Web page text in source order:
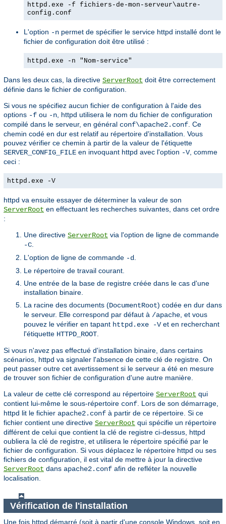
httpd.exe -f fichiers-de-mon-serveur\autre-
config.conf
L'option -n permet de spécifier le service httpd installé dont le
fichier de configuration doit être utilisé :
httpd.exe -n "Nom-service"
Dans les deux cas, la directive ServerRoot doit être correctement
définie dans le fichier de configuration.
Si vous ne spécifiez aucun fichier de configuration à l'aide des
options -f ou -n , httpd utilisera le nom du fichier de configuration
compilé dans le serveur, en général conf\apache2.conf . Ce
chemin codé en dur est relatif au répertoire d'installation. Vous
pouvez vérifier ce chemin à partir de la valeur de l'étiquette
SERVER_CONFIG_FILE en invoquant httpd avec l'option -V, comme
ceci :
httpd.exe -V
httpd va ensuite essayer de déterminer la valeur de son
ServerRoot en effectuant les recherches suivantes, dans cet ordre
:
Une directive ServerRoot via l'option de ligne de commande
-C
L'option de ligne de commande -d
Le répertoire de travail courant.
Une entrée de la base de registre créée dans le cas d'une
installation binaire.
La racine des documents (DocumentRoot) codée en dur dans
le serveur. Elle correspond par défaut à /apache , et vous
pouvez le vérifier en tapant httpd.exe -Vet en recherchant
l'étiquette HTTPD_ROOT
Si vous n'avez pas effectué d'installation binaire, dans certains
scénarios, httpd va signaler l'absence de cette clé de registre. On
peut passer outre cet avertissement si le serveur a été en mesure
de trouver son fichier de configuration d'une autre manière.
La valeur de cette clé correspond au répertoire ServerRoot qui
contient lui-même le sous-répertoire conf . Lors de son démarrage,
httpd lit le fichier apache2.conf à partir de ce répertoire. Si ce
fichier contient une directive ServerRoot qui spécifie un répertoire
différent de celui que contient la clé de registre ci-dessus, httpd
oubliera la clé de registre, et utilisera le répertoire spécifié par le
fichier de configuration. Si vous déplacez le répertoire httpd ou ses
fichiers de configuration, il est vital de mettre à jour la directive
ServerRoot dans apache2.conf afin de refléter la nouvelle
localisation.
Vérification de l'installation
Une fois httpd démarré (soit à partir d'une console Windows, soit en